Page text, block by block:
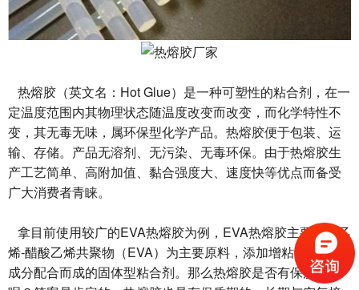
热熔胶（英文名：Hot Glue）是一种可塑性的粘合剂，在一
定温度范围内其物理状态随温度改变而改变，而化学特性不
变，其无毒无味，属环保型化学产品。热熔胶便于包装、运
输、存储。产品无溶剂、无污染、无毒环保。由于热熔胶生
产工艺简单、高附加值、黏合强度大、速度快等优点而备受
广大消费者青睐。
拿目前使用较广的EVA热熔胶为例，EVA热熔胶主要是以乙
烯-醋酸乙烯共聚物（EVA）为主要原料，添加增粘剂与其他
成分配合而成的固体型粘合剂。那么热熔胶是否有保质期